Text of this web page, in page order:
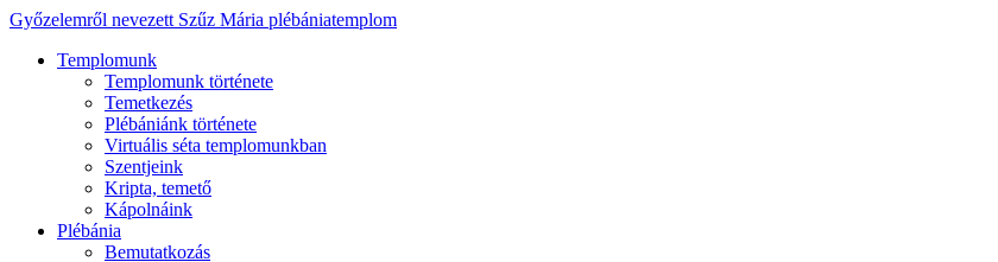
Győzelemről nevezett Szűz Mária plébániatemplom
Templomunk
Templomunk története
Temetkezés
Plébániánk története
Virtuális séta templomunkban
Szentjeink
Kripta, temető
Kápolnáink
Plébánia
Bemutatkozás